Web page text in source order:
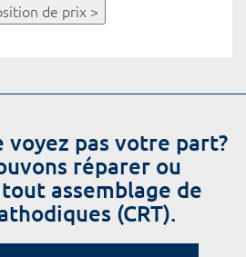
de prix >
voyez pas votre part?
réparer ou
assemblage de
(CRT).